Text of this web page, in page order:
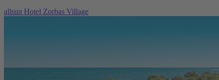
allsun Hotel Zorbas Village